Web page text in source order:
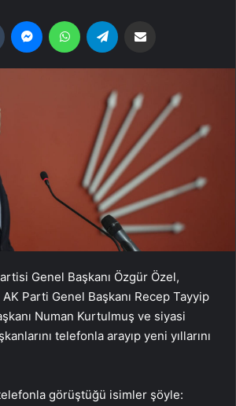
Tumblr MessengerWhatsApp
Genel Başkanı Özgür Özel,
Parti Genel Başkanı Recep Tayyip
Numan Kurtulmuş ve siyasi
telefonla arayıp yeni yıllarını
görüştüğü isimler şöyle: